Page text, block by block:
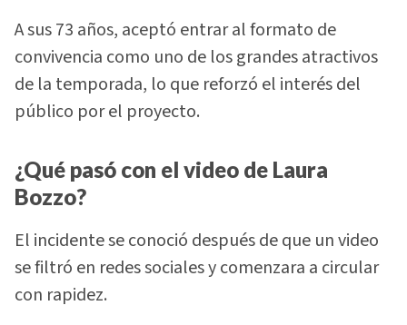
A sus 73 años, aceptó entrar al formato de
convivencia como uno de los grandes atractivos
de la temporada, lo que reforzó el interés del
público por el proyecto.
¿Qué pasó con el video de Laura
Bozzo?
El incidente se conoció después de que un video
se filtró en redes sociales y comenzara a circular
con rapidez.